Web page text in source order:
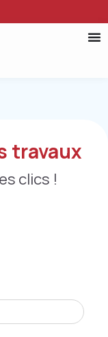
travaux
clics !